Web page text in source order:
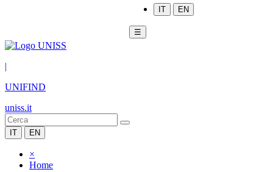
IT EN
☰
|
UNIFIND
uniss.it
IT EN
×
Home